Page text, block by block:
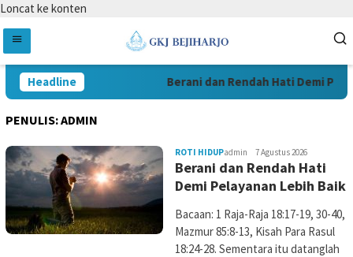
Loncat ke konten
Headline Berani dan Rendah Hati Demi
PENULIS:ADMIN
ROTI HIDUPadmin 7 Agustus 2026
Berani dan Rendah Hati
Demi Pelayanan Lebih Baik
Bacaan: 1 Raja-Raja 18:17-19, 30-40,
Mazmur 85:8-13, Kisah Para Rasul
18:24-28. Sementara itu datanglah